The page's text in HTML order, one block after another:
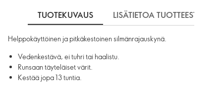
TUOTEKUVAUS LISÄTIETOA TUOTTEESTA
Helppokäyttöinen ja pitkäkestoinen silmänrajauskynä.
Vedenkestävä, ei tuhri tai haalistu.
Runsaan täyteläiset värit.
Kestää jopa 13 tuntia.